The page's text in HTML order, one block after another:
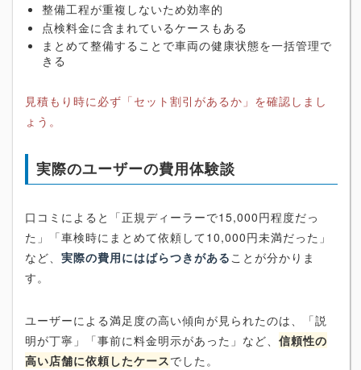
整備工程が重複しないため効率的
点検料金に含まれているケースもある
まとめて整備することで車両の健康状態を一括管理で
きる
見積もり時に必ず「セット割引があるか」を確認しまし
ょう。
実際のユーザーの費用体験談
口コミによると「正規ディーラーで15,000円程度だっ
た」「車検時にまとめて依頼して10,000円未満だった」
など、 実際の費用にはばらつきがあることが分かりま
す。
ユーザーによる満足度の高い傾向が見られたのは、「説
明が丁寧」「事前に料金明示があった」など、 信頼性の
高い店舗に依頼したケースでした。